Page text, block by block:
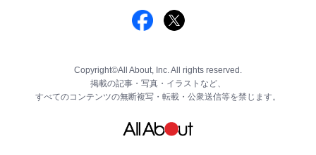
Copyright©All About, Inc. All rights reserved.
掲載の記事・写真・イラストなど、
すべてのコンテンツの無断複写・転載・公衆送信等を禁じます。